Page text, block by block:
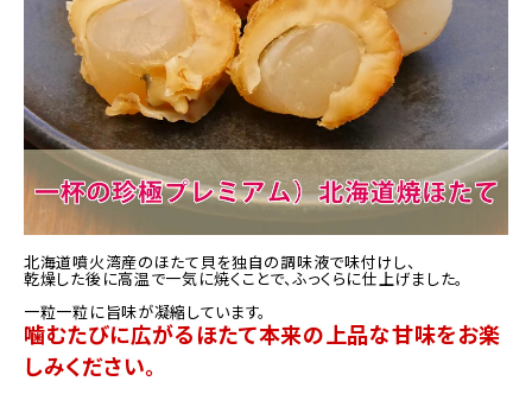
ご利用ガイド
直営店
北海道噴火湾産のほたて貝を独自の調味液で味付けし、
乾燥した後に高温で一気に焼くことで、ふっくらに仕上げました。
一粒一粒に旨味が凝縮しています。
噛むたびに広がるほたて本来の上品な甘味をお楽
しみください。